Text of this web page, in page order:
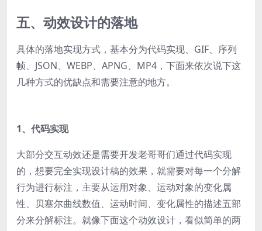
五、动效设计的落地
具体的落地实现方式，基本分为代码实现、GIF、序列
帧、JSON、WEBP、APNG、MP4，下面来依次说下这
几种方式的优缺点和需要注意的地方。
1、代码实现
大部分交互动效还是需要开发老哥哥们通过代码实现
的，想要完全实现设计稿的效果，就需要对每一个分解
行为进行标注，主要从运用对象、运动对象的变化属
性、贝塞尔曲线数值、运动时间、变化属性的描述五部
分来分解标注。 就像下面这个动效设计，看似简单的两